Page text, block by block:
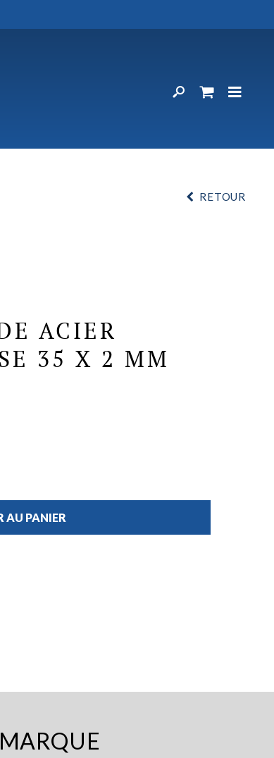
RETOUR
ACIER
35 X 2 MM
AU PANIER